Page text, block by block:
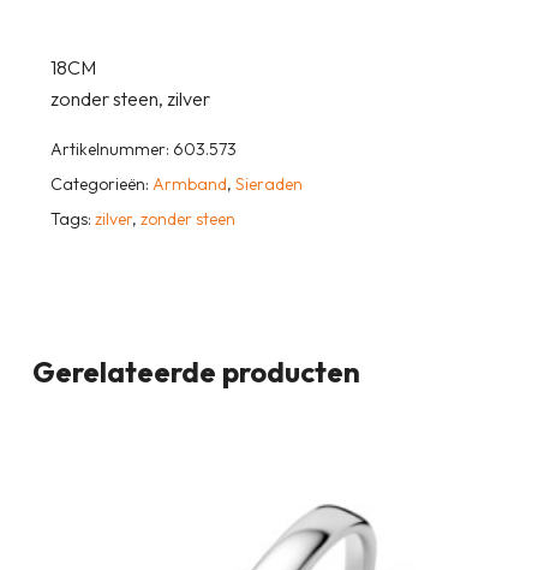
18CM
zonder steen, zilver
Artikelnummer: 603.573
Categorieën: Armband, Sieraden
Tags: zilver, zonder steen
Gerelateerde producten